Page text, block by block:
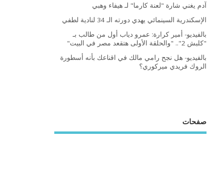
آدم يغني شارة "لعنة كارما" لـ هيفاء وهبي
الإسكندرية السينمائي يهدي دورته الـ 34 لنادية لطفي
بالفيديو- أمير كرارة: عمرو دياب أول من طالب بـ
"كلبش 2".. "والحلقة الأولى هتقعد مصر في البيت"
بالفيديو- هل نجح رامي مالك في اقناعك بأنه أسطورة
الروك فريدي ميركوري؟
صفحات